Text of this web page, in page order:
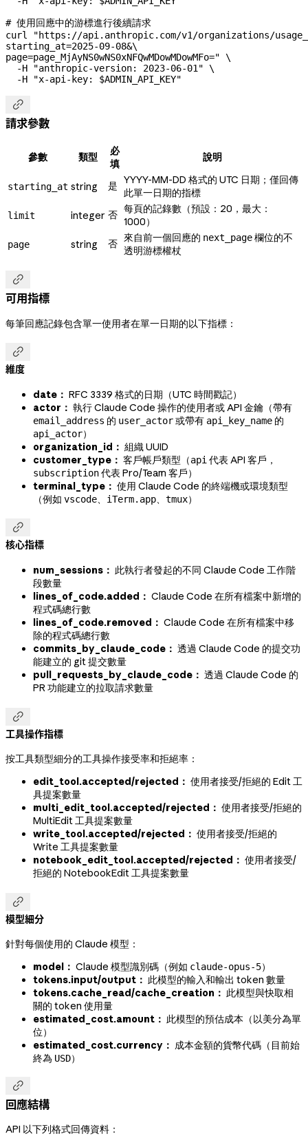
# 使用回應中的游標進行後續請求
curl
"https://api.anthropic.com/v1/organizations/
starting_at=2025-09-08&\
page=page_MjAyNS0wNS0xNFQwMDowMDowMFo=" \
  -H
"anthropic-version: 2023-06-01" \
  -H
"x-api-key: $ADMIN_API_KEY"

請求參數
參數 類型
必
填
說明
starting_at string 是 YYYY-MM-DD 格式的 UTC 日期；僅回傳
此單一日期的指標
limit integer 否 每頁的記錄數（預設：20，最大：
1000）
page string 否 來自前一個回應的 next_page欄位的不
透明游標權杖

可用指標
每筆回應記錄包含單一使用者在單一日期的以下指標：

維度
date： RFC 3339 格式的日期（UTC 時間戳記）
actor： 執行 Claude Code 操作的使用者或 API 金鑰（帶有
email_address 的 user_actor或帶有 api_key_name 的
api_actor）
organization_id： 組織 UUID
customer_type： 客戶帳戶類型（api 代表 API 客戶，
subscription代表 Pro/Team 客戶）
terminal_type： 使用 Claude Code 的終端機或環境類型
（例如 vscode、 iTerm.app、 tmux）

核心指標
num_sessions： 此執行者發起的不同 Claude Code 工作階
段數量
lines_of_code.added： Claude Code 在所有檔案中新增的
程式碼總行數
lines_of_code.removed： Claude Code 在所有檔案中移
除的程式碼總行數
commits_by_claude_code： 透過 Claude Code 的提交功
能建立的 git 提交數量
pull_requests_by_claude_code： 透過 Claude Code 的
PR 功能建立的拉取請求數量

工具操作指標
按工具類型細分的工具操作接受率和拒絕率：
edit_tool.accepted/rejected： 使用者接受/拒絕的 Edit 工
具提案數量
multi_edit_tool.accepted/rejected： 使用者接受/拒絕的
MultiEdit 工具提案數量
write_tool.accepted/rejected： 使用者接受/拒絕的
Write 工具提案數量
notebook_edit_tool.accepted/rejected： 使用者接受/
拒絕的 NotebookEdit 工具提案數量

模型細分
針對每個使用的 Claude 模型：
model： Claude 模型識別碼（例如 claude-opus-5）
tokens.input/output： 此模型的輸入和輸出 token 數量
tokens.cache_read/cache_creation： 此模型與快取相
關的 token 使用量
estimated_cost.amount： 此模型的預估成本（以美分為單
位）
estimated_cost.currency： 成本金額的貨幣代碼（目前始
終為 USD）

回應結構
API 以下列格式回傳資料：